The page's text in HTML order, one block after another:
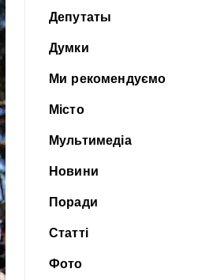
Депутаты
Думки
Ми рекомендуємо
Місто
Мультимедіа
Новини
Поради
Статті
Фото